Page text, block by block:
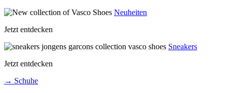
Neuheiten
Jetzt entdecken
Sneakers
Jetzt entdecken
→ Schuhe